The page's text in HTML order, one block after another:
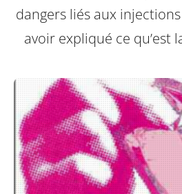
dangers liés aux
avoir expliqué ce qu’est